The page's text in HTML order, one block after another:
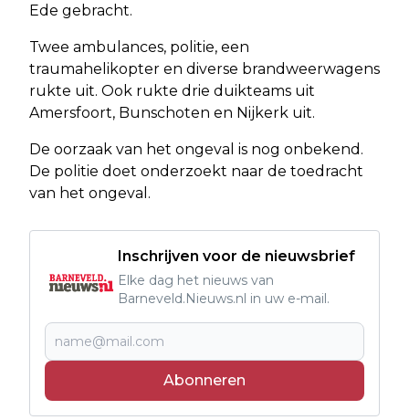
Ede gebracht.
Twee ambulances, politie, een
traumahelikopter en diverse brandweerwagens
rukte uit. Ook rukte drie duikteams uit
Amersfoort, Bunschoten en Nijkerk uit.
De oorzaak van het ongeval is nog onbekend.
De politie doet onderzoekt naar de toedracht
van het ongeval.
Inschrijven voor de nieuwsbrief
Elke dag het nieuws van
Barneveld.Nieuws.nl in uw e-mail.
Abonneren